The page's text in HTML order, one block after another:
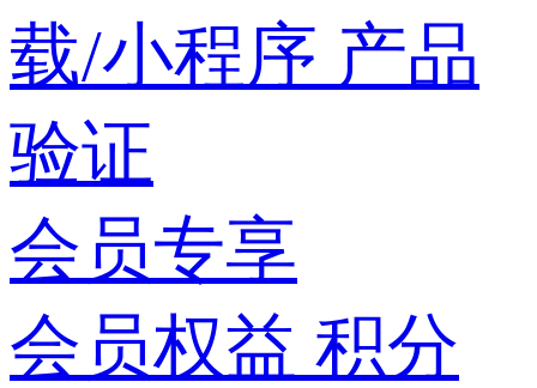
载/小程序 产品
验证
会员专享
会员权益 积分